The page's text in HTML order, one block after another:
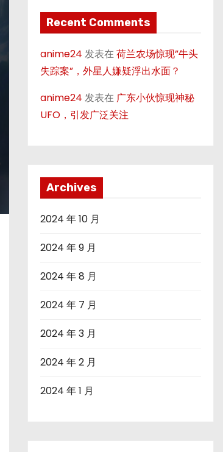
Recent Comments
anime24 发表在荷兰农场惊现”牛头
失踪案”，外星人嫌疑浮出水面？
anime24 发表在 广东小伙惊现神秘
UFO，引发广泛关注
Archives
2024 年 10 月
2024 年 9 月
2024 年 8 月
2024 年 7 月
2024 年 3 月
2024 年 2 月
2024 年 1 月